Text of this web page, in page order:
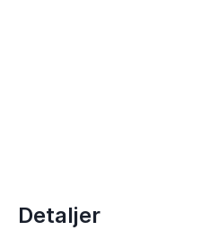
Detaljer